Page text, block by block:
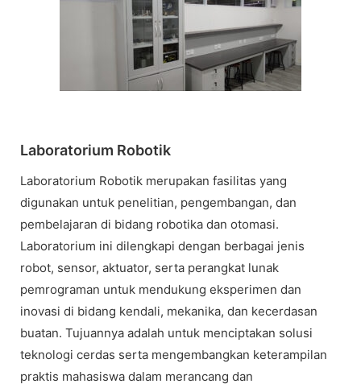
Laboratorium Robotik
Laboratorium Robotik merupakan fasilitas yang
digunakan untuk penelitian, pengembangan, dan
pembelajaran di bidang robotika dan otomasi.
Laboratorium ini dilengkapi dengan berbagai jenis
robot, sensor, aktuator, serta perangkat lunak
pemrograman untuk mendukung eksperimen dan
inovasi di bidang kendali, mekanika, dan kecerdasan
buatan. Tujuannya adalah untuk menciptakan solusi
teknologi cerdas serta mengembangkan keterampilan
praktis mahasiswa dalam merancang dan